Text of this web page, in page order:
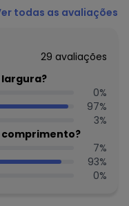
todas as avaliações
29 avaliações
largura?
0%
97%
3%
comprimento?
7%
93%
0%